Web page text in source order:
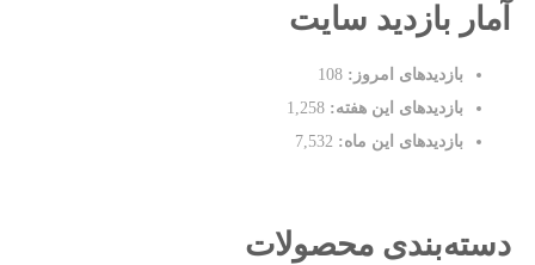
آمار بازدید سایت
بازدیدهای امروز: 108
بازدیدهای این هفته: 1,258
بازدیدهای این ماه: 7,532
دسته‌بندی محصولات